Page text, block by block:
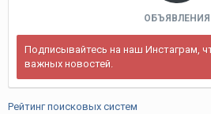
ОБЪЯВЛЕНИЯ
Подписывайтесь на наш Инстаграм,
важных новостей.
Рейтинг поисковых систем